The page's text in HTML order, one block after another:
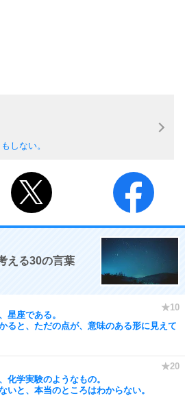
しない。
える30の言葉
星座である。
ると、ただの点が、意味のある形に見えて
化学実験のようなもの。
いと、本当のところはわからない。